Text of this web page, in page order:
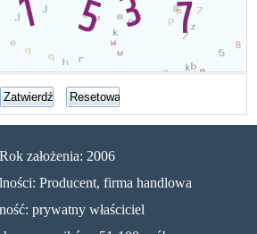
Rok założenia: 2006
Producent, firma handlowa
prywatny właściciel